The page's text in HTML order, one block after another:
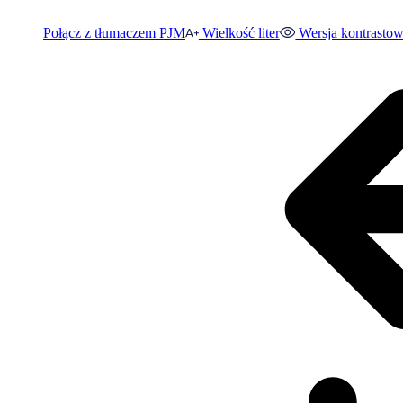
Połącz z tłumaczem PJM Wielkość liter Wersja